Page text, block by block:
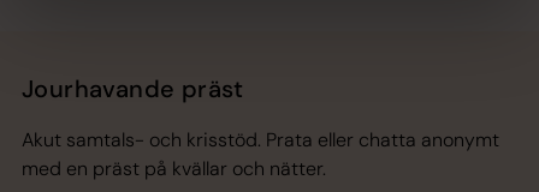
Jourhavande präst
Akut samtals- och krisstöd. Prata eller chatta anonymt
med en präst på kvällar och nätter.